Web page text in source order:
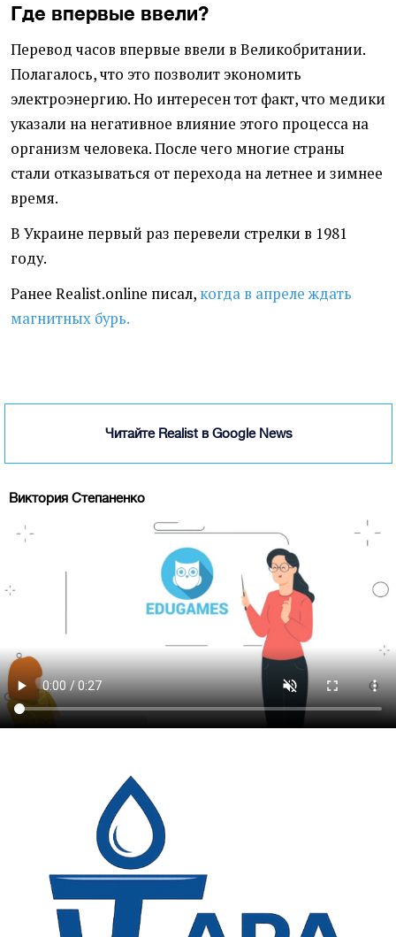
Где впервые ввели?
Перевод часов впервые ввели в Великобритании.
Полагалось, что это позволит экономить
электроэнергию. Но интересен тот факт, что медики
указали на негативное влияние этого процесса на
организм человека. После чего многие страны
стали отказываться от перехода на летнее и зимнее
время.
В Украине первый раз перевели стрелки в 1981
году.
Ранее Realist.online писал, когда в апреле ждать
магнитных бурь.
Читайте Realist в Google News
Виктория Степаненко